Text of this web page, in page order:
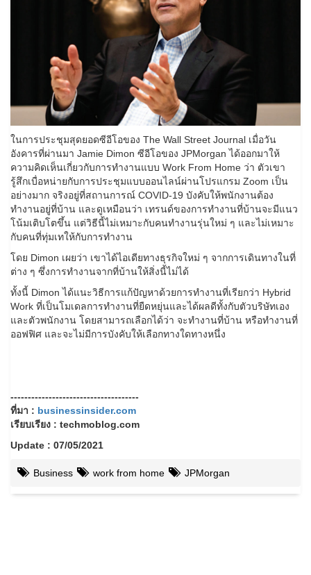
ในการประชุมสุดยอดซีอีโอของ The Wall Street Journal เมื่อวัน
อังคารที่ผ่านมา Jamie Dimon ซีอีโอของ JPMorgan ได้ออกมาให้
ความคิดเห็นเกี่ยวกับการทำงานแบบ Work From Home ว่า ตัวเขา
รู้สึกเบื่อหน่ายกับการประชุมแบบออนไลน์ผ่านโปรแกรม Zoom เป็น
อย่างมาก จริงอยู่ที่สถานการณ์ COVID-19 บังคับให้พนักงานต้อง
ทำงานอยู่ที่บ้าน และดูเหมือนว่า เทรนด์ของการทำงานที่บ้านจะมีแนว
โน้มเติบโตขึ้น แต่วิธีนี้ไม่เหมาะกับคนทำงานรุ่นใหม่ ๆ และไม่เหมาะ
กับคนที่ทุ่มเทให้กับการทำงาน
โดย Dimon เผยว่า เขาได้ไอเดียทางธุรกิจใหม่ ๆ จากการเดินทางในที่
ต่าง ๆ ซึ่งการทำงานจากที่บ้านให้สิ่งนี้ไม่ได้
ทั้งนี้ Dimon ได้แนะวิธีการแก้ปัญหาด้วยการทำงานที่เรียกว่า Hybrid
Work ที่เป็นโมเดลการทำงานที่ยืดหยุ่นและได้ผลดีทั้งกับตัวบริษัทเอง
และตัวพนักงาน โดยสามารถเลือกได้ว่า จะทำงานที่บ้าน หรือทำงานที่
ออฟฟิศ และจะไม่มีการบังคับให้เลือกทางใดทางหนึ่ง
-------------------------------------
ที่มา : businessinsider.com
เรียบเรียง : techmoblog.com
Update : 07/05/2021
Business work from home JPMorgan